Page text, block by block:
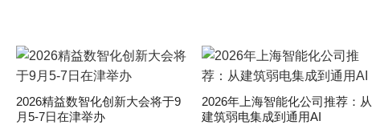
2026精益数智化创新大会将于9
月5-7日在津举办
2026年上海智能化公司推荐：从
建筑弱电集成到通用AI